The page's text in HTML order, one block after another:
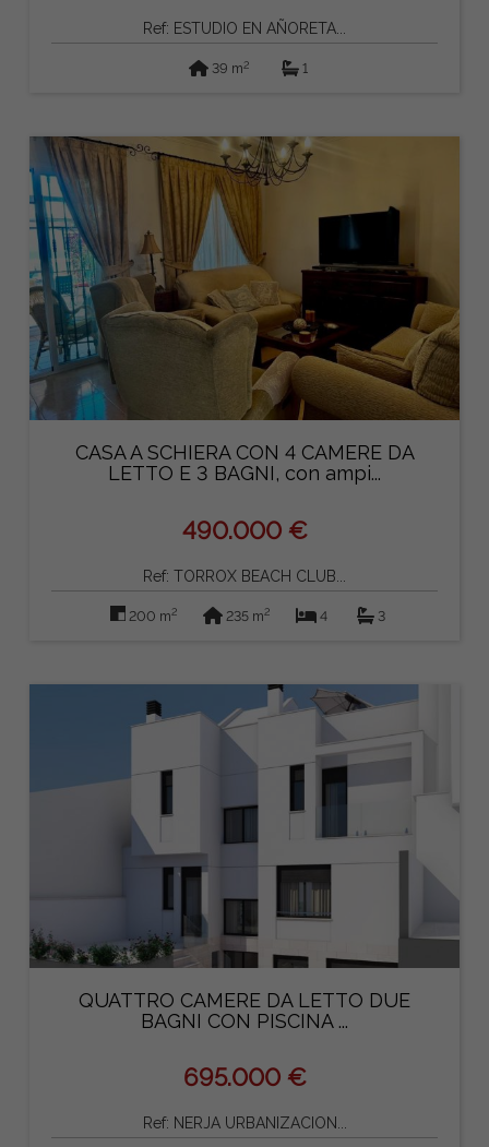
Ref: ESTUDIO EN AÑORETA...
39 m2 1
CASA A SCHIERA CON 4 CAMERE DA
LETTO E 3 BAGNI, con ampi...
490.000 €
Ref: TORROX BEACH CLUB...
200 m2 235 m2 4 3
QUATTRO CAMERE DA LETTO DUE
BAGNI CON PISCINA ...
695.000 €
Ref: NERJA URBANIZACION...